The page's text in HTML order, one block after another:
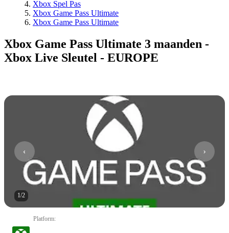
Xbox Spel Pas
Xbox Game Pass Ultimate
Xbox Game Pass Ultimate
Xbox Game Pass Ultimate 3 maanden -
Xbox Live Sleutel - EUROPE
1/2
Platform: